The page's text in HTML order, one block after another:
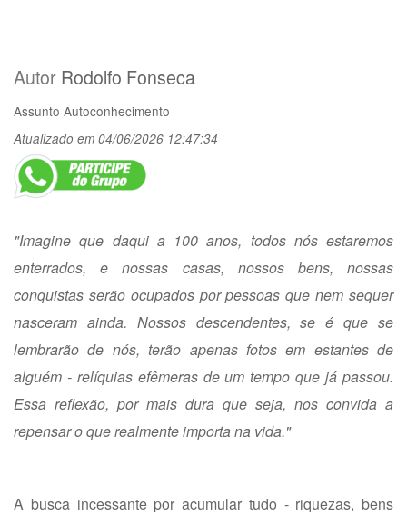
Autor Rodolfo Fonseca
Assunto Autoconhecimento
Atualizado em 04/06/2026 12:47:34
"Imagine que daqui a 100 anos, todos nós estaremos
enterrados, e nossas casas, nossos bens, nossas
conquistas serão ocupados por pessoas que nem sequer
nasceram ainda. Nossos descendentes, se é que se
lembrarão de nós, terão apenas fotos em estantes de
alguém - relíquias efêmeras de um tempo que já passou.
Essa reflexão, por mais dura que seja, nos convida a
repensar o que realmente importa na vida."
A busca incessante por acumular tudo - riquezas, bens